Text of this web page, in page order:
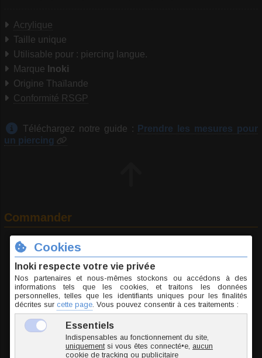
Acrylique
Taille unique
Utilisable pour : piercing langue.
Marque Inoki
Origine Thaïlande
Conformité RSGP
Téléchargez notre guide :
Prendre les mesures pour
un piercing
Commander
Long. int.
C Boule
D Boule
BOB117-1.6/16/6-8